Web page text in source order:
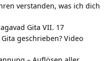
verstanden, was ich dich
Gita VII. 17
geschrieben? Video